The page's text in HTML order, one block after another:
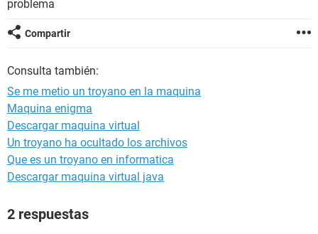
problema
Compartir
Consulta también:
Se me metio un troyano en la maquina
Maquina enigma
Descargar maquina virtual
Un troyano ha ocultado los archivos
Que es un troyano en informatica
Descargar maquina virtual java
2 respuestas